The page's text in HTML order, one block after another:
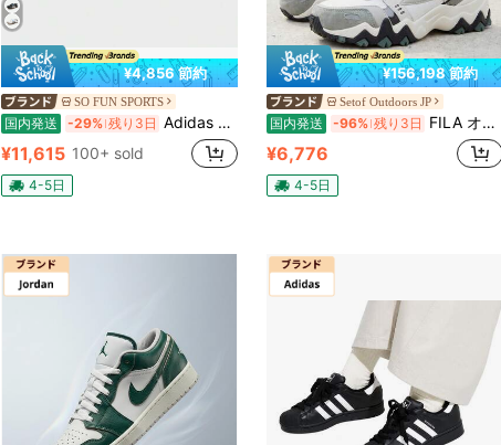
¥4,856 節約
SO FUN SPORTS
国内発送 -29% 残り3日 Adidas アディダス スニーカー オリジナルス サンバ OG "クラウドホワイト/コアブラック/クリアグラナイト" B75806/07
¥11,615 100+ sold
4-5日
¥156,198 節約
Setof Outdoors JP
国内発送 -96% 残り3日 FILA オークモントTR V2 レディーススニーカー
¥6,776
4-5日